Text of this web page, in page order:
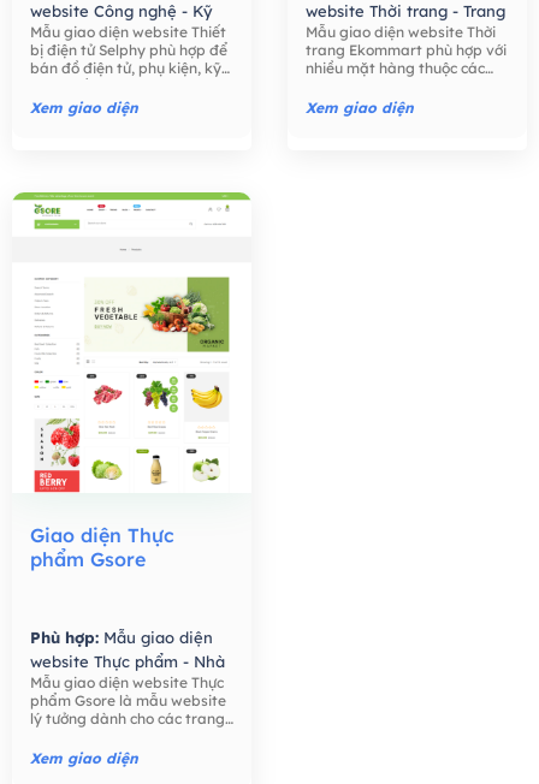
website Công nghệ - Kỹ
thuật số,Mẫu giao diện
website Bán hàng -
Thương mại điện tử,
Mẫu giao diện website Thiết
bị điện tử Selphy phù hợp để
bán đồ điện tử, phụ kiện, kỹ
tính, máy ảnh, các phụ kiện
điện tử,….
Xem giao diện
website Thời trang - Trang
Sức,Mẫu giao diện
website Bán hàng -
Thương mại điện tử,
Mẫu giao diện website Thời
trang Ekommart phù hợp với
nhiều mặt hàng thuộc các
thực phẩm, công nghệ, đồ
chơi trẻ em, đồng hồ, …
Xem giao diện
Giao diện Thực
phẩm Gsore
Phù hợp: Mẫu giao diện
website Thực phẩm - Nhà
Hàng,Mẫu giao diện
website Bán hàng -
Thương mại điện tử,
Mẫu giao diện website Thực
phẩm Gsore là mẫu website
lý tưởng dành cho các trang
phẩm, công ty thực phẩm,
thực phẩm hữu cơ, nước ép
Xem giao diện